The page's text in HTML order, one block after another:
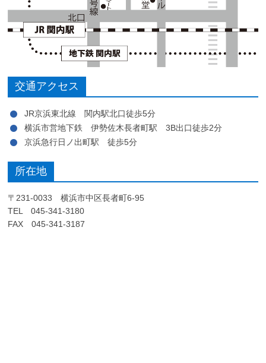
交通アクセス
JR京浜東北線 関内駅北口徒歩5分
横浜市営地下鉄 伊勢佐木長者町駅 3B出口徒歩2分
京浜急行日ノ出町駅 徒歩5分
所在地
〒231-0033 横浜市中区長者町6-95
TEL 045-341-3180
FAX 045-341-3187